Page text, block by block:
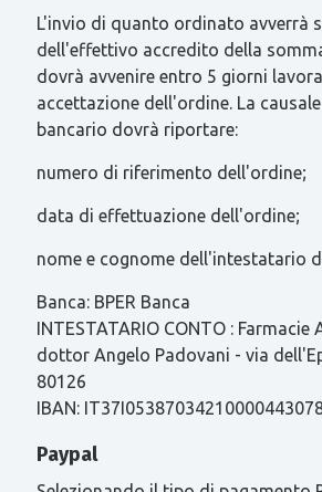
L'invio di quanto ordinato avverrà
dell'effettivo accredito della
dovrà avvenire entro 5 giorni
accettazione dell'ordine. La
bancario dovrà riportare:
numero di riferimento dell'ordine;
data di effettuazione dell'ordine;
nome e cognome dell'intestatario
Banca: BPER Banca
INTESTATARIO CONTO : Farmacie
dottor Angelo Padovani - via
80126
IBAN:
Paypal